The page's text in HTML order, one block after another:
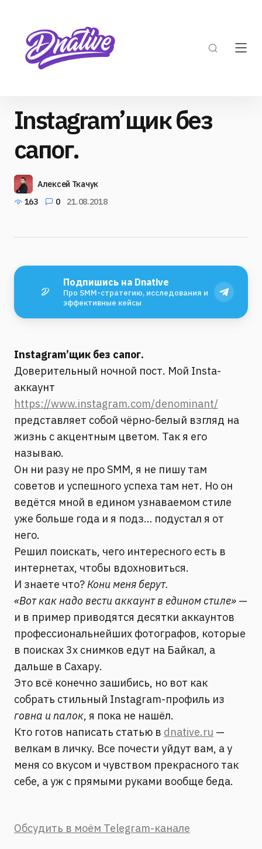
Instagram’щик без
сапог.
Алексей Ткачук
163
0 21.08.2018
Подпишись на Dnative
Про SMM-стратегию, исследования и
эффективные кейсы
Instagram’щик без сапог.
Доверительный ночной пост. Мой Insta-
аккаунт
https://www.instagram.com/denominant/
представляет собой чёрно-белый взгляд на
жизнь с акцентным цветом. Так я его
называю.
Он ни разу не про SMM, я не пишу там
советов и успешного успеха там нет. Но он
ведётся мной в едином узнаваемом стиле
уже больше года и я подз… подустал я от
него.
Решил поискать, чего интересного есть в
интернетах, чтобы вдохновиться.
И знаете что?Кони меня берут.
«Вот как надо вести аккаунт в едином стиле» —
и в пример приводятся десятки аккаунтов
профессиональнейших фотографов, которые
в поисках 3х снимков едут на Байкал, а
дальше в Сахару.
Это всё конечно зашибись, но вот как
собрать стильный Instagram-профиль из
говна и палок, я пока не нашёл.
Кто готов написать статью в dnative.ru —
велкам в личку. Все почести уйдут вам, а у
меня со вкусом и чувством прекрасного так
себе, а уж с прямыми руками вообще беда.
Обсудить в моём Telegram-канале